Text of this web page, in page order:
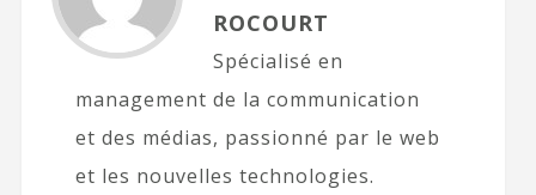
ROCOURT
Spécialisé en
management de la communication
et des médias, passionné par le web
et les nouvelles technologies.